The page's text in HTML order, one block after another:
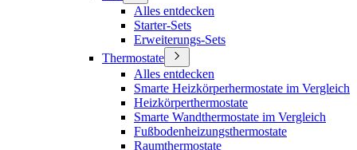
Alles entdecken
Starter-Sets
Erweiterungs-Sets
Thermostate
Alles entdecken
Smarte Heizkörperhermostate im Vergleich
Heizkörperthermostate
Smarte Wandthermostate im Vergleich
Fußbodenheizungsthermostate
Raumthermostate